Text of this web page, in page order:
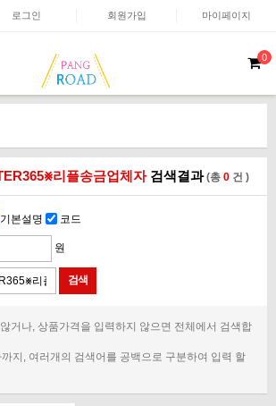
로그인 회원가입 마이페이지
0
리플송금업체자검색결과(총 0 건 )
기본설명 코드
원
거나, 상품가격을 입력하지 않으면 전체에서 검색합
지, 여러개의 검색어를 공백으로 구분하여 입력 할